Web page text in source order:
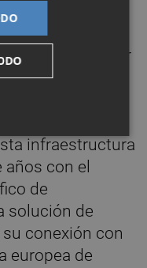
y un
Esta línea
propio corredor
eléctrica.
avanzando
infraestructura
con el
de
solución de
conexión con
europea de